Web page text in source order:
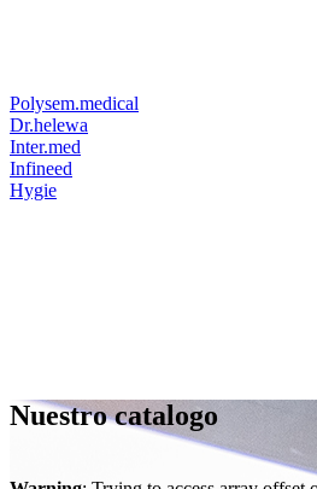
Polysem.medical
Dr.helewa
Inter.med
Infineed
Hygie
Nuestro catalogo